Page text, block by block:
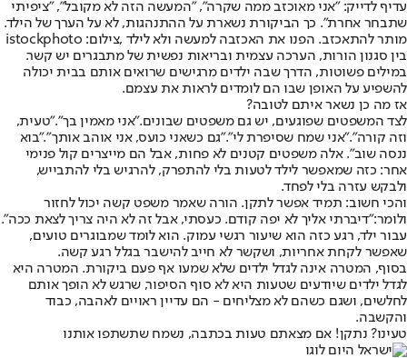
עדיף לדייק: "אני מאוכזב ממה שקרה", "המעשה הזה לא מקובל", "ציפיתי
שתבחר אחרת". כך הביקורת נשארת על ההתנהגות, לא על הערך של הילד.
מותר להתאכזב. הפנו את האכזבה למעשה ולא לילד ,צילום: istockphoto
בין סגנון הורות, הערכה עצמית ובריאות נפשית של מתבגרים יש קשר.
במילים פשוטות, הדרך שבה ילדים מרגישים שרואים אותם בבית יכולה
להשפיע על האופן שבו הם לומדים לראות את עצמם.
אז מה כן נשאר איתם לטובה?
לצד המשפטים שפוגעים, יש גם משפטים שבונים."אני מאמין בך"."טעית,
וזה קורה"."אני שמח שסיפרת לי"."גם כשאני כועס, אני אוהב אותך"."בוא
ננסה שוב". אלה משפטים קטנים לא פחות, אבל הם מייצרים קול פנימי
אחר: כזה שמאפשר לילד לטעות בלי להתפרק, להרגיש בלי להתבייש,
ולבקש עזרה בלי לפחד.
והכי חשוב: תמיד אפשר לתקן. הורה שאמר משפט קשה יכול לחזור
ולומר:"דיברתי אליך לא יפה קודם. כעסתי, אבל זה לא היה צריך לצאת ככה".
עבור ילד, רגע כזה הוא שיעור רגשי עמוק. הוא לומד שמבוגרים טועים,
שאפשר לקחת אחריות, ושקשר לא חייב להישבר בגלל רגע קשה.
בסוף, המטרה אינה לגדל ילדים שלא שמעו אף פעם ביקורת. המטרה היא
לגדל ילדים שיודעים שטעות היא לא סוף הסיפור, שרגש לא הופך אותם
לחלשים, ושגם כשהם לא מצליחים - הם עדיין ראויים לאהבה, כבוד
והקשבה.
טעינו? נתקן! אם מצאתם טעות בכתבה, נשמח שתשתפו אותנו